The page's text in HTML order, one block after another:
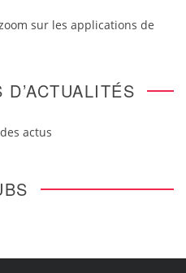
sur les applications de
actus